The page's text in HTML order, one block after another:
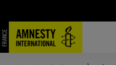
contenu